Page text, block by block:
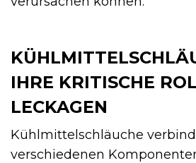
IHRE KRITISCHE
LECKAGEN
Kühlmittelschläuche
verschiedenen